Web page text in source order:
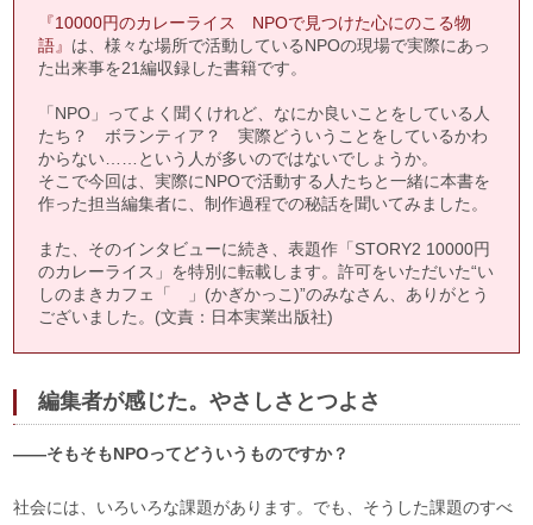
『10000円のカレーライス NPOで見つけた心にのこる物
語』 は、様々な場所で活動しているNPOの現場で実際にあっ
た出来事を21編収録した書籍です。
「NPO」ってよく聞くけれど、なにか良いことをしている人
たち？ ボランティア？ 実際どういうことをしているかわ
からない……という人が多いのではないでしょうか。
そこで今回は、実際にNPOで活動する人たちと一緒に本書を
作った担当編集者に、制作過程での秘話を聞いてみました。
また、そのインタビューに続き、表題作「STORY2 10000円
のカレーライス」を特別に転載します。許可をいただいた“い
しのまきカフェ「 」(かぎかっこ)”のみなさん、ありがとう
ございました。(文責：日本実業出版社)
編集者が感じた。やさしさとつよさ
――そもそもNPOってどういうものですか？
社会には、いろいろな課題があります。でも、そうした課題のすべ